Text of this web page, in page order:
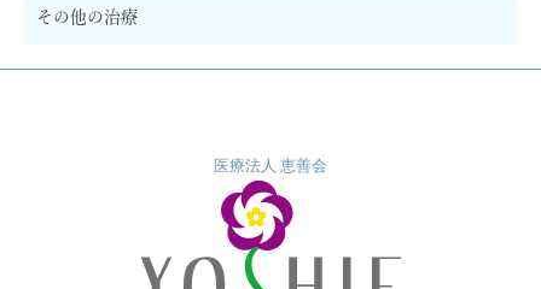
その他の治療
医療法人 恵善会